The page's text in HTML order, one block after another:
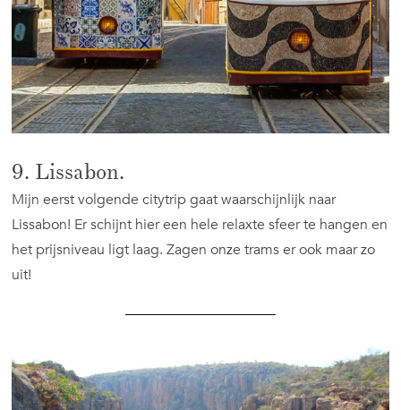
9. Lissabon.
Mijn eerst volgende citytrip gaat waarschijnlijk naar
Lissabon! Er schijnt hier een hele relaxte sfeer te hangen en
het prijsniveau ligt laag. Zagen onze trams er ook maar zo
uit!